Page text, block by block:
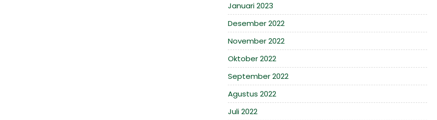
Januari 2023
Desember 2022
November 2022
Oktober 2022
September 2022
Agustus 2022
Juli 2022